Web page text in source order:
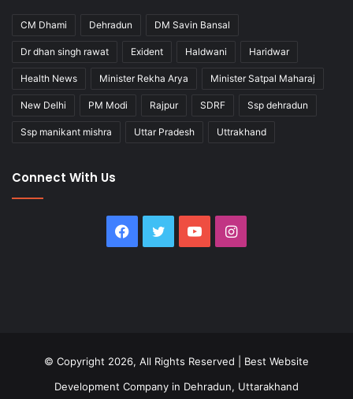
CM Dhami Dehradun DM Savin Bansal
Dr dhan singh rawat Exident Haldwani Haridwar
Health News Minister Rekha Arya Minister Satpal Maharaj
New Delhi PM Modi Rajpur SDRF Ssp dehradun
Ssp manikant mishra Uttar Pradesh Uttrakhand
Connect With Us
Facebook
Twitter YouTubeInstagram
© Copyright 2026, All Rights Reserved | Best Website
Development Company in Dehradun, Uttarakhand